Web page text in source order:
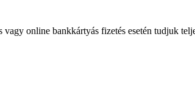
online bankkártyás fizetés esetén tudjuk